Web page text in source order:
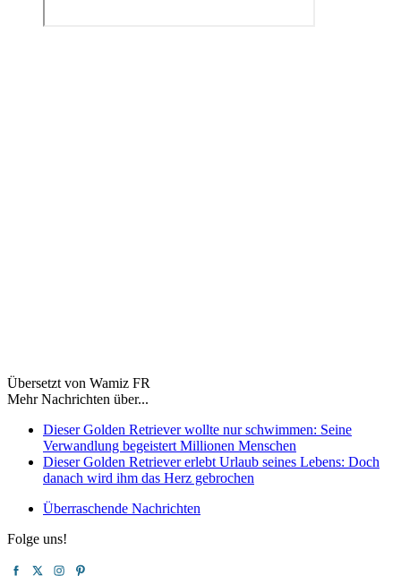
Übersetzt von Wamiz FR
Mehr Nachrichten über...
Dieser Golden Retriever wollte nur schwimmen: Seine
Verwandlung begeistert Millionen Menschen
Dieser Golden Retriever erlebt Urlaub seines Lebens: Doch
danach wird ihm das Herz gebrochen
Überraschende Nachrichten
Folge uns!